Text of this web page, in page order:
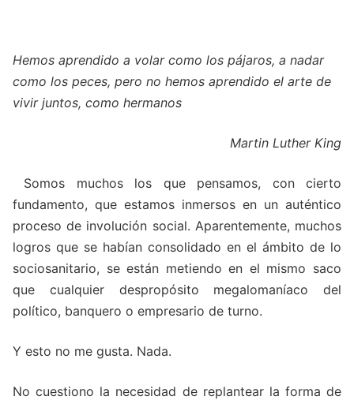
Hemos aprendido a volar como los pájaros, a nadar
como los peces, pero no hemos aprendido el arte de
vivir juntos, como hermanos
Martin Luther King
Somos muchos los que pensamos, con cierto
fundamento, que estamos inmersos en un auténtico
proceso de involución social. Aparentemente, muchos
logros que se habían consolidado en el ámbito de lo
sociosanitario, se están metiendo en el mismo saco
que cualquier despropósito megalomaníaco del
político, banquero o empresario de turno.
Y esto no me gusta. Nada.
No cuestiono la necesidad de replantear la forma de